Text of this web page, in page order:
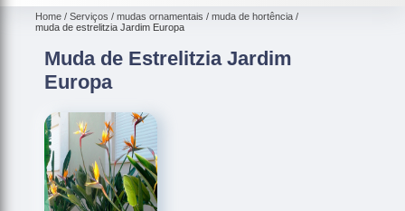
Home Serviços mudas ornamentais
muda de hortência
muda de estrelitzia Jardim Europa
Muda de Estrelitzia Jardim
Europa